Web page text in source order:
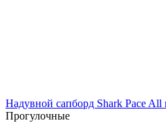
Надувной сапборд Shark Pace
Прогулочные